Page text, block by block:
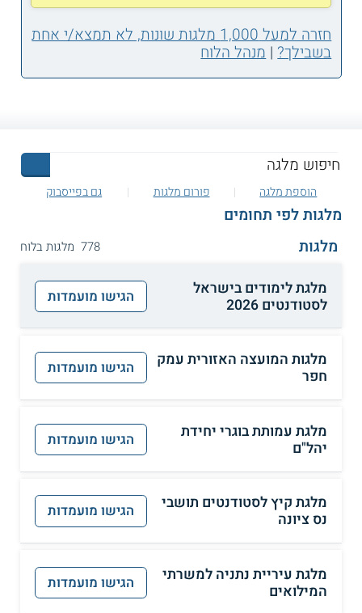
חזרה למעל 1,000 מלגות שונות, לא תמצא/י אחת
בשבילך?|מנהל הלוח
הוספת מלגה פורום מלגות גם בפייסבוק
מלגות לפי תחומים
מלגות
778 מלגות בלוח
מלגת לימודים בישראל
לסטודנטים 2026
הגישו מועמדות
מלגות המועצה האזורית עמק
חפר
הגישו מועמדות
מלגת עמותת בוגרי יחידת
יהל"ם
הגישו מועמדות
מלגת קיץ לסטודנטים תושבי
נס ציונה
הגישו מועמדות
מלגת עיריית נתניה למשרתי
המילואים
הגישו מועמדות